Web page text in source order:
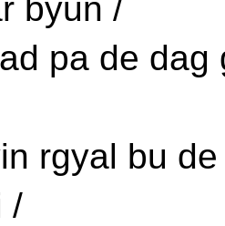
byun /
pa de
rgyal bu
/